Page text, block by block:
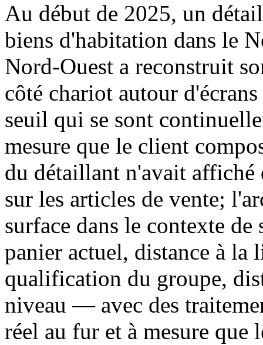
Au début de 2025, un
biens d'habitation dans le
Nord-Ouest a reconstruit
côté chariot autour
seuil qui se sont
mesure que le client
du détaillant n'avait affiché
sur les articles de vente;
surface dans le contexte
panier actuel, distance à la
qualification du groupe,
niveau — avec des
réel au fur et à mesure que